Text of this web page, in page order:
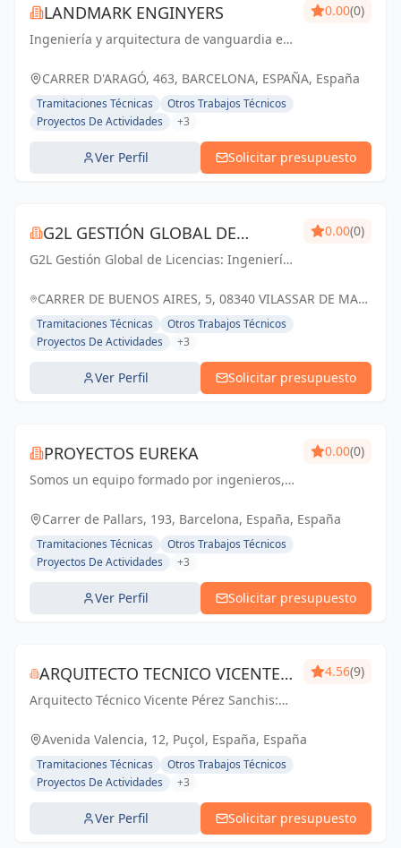
LANDMARK ENGINYERS
Ingeniería y arquitectura de vanguardia en
que marcan la diferencia.
0.00(0)
CARRER D'ARAGÓ, 463, BARCELONA, ESPAÑA, España
Tramitaciones Técnicas
Otros Trabajos Técnicos
Proyectos De Actividades
+3
Ver Perfil Solicitar presupuesto
G2L GESTIÓN GLOBAL DE
LICENCIAS
G2L Gestión Global de Licencias: Ingeniería
y tramitación de Proyectos de Licencia de
0.00(0)
CARRER DE BUENOS AIRES, 5, 08340 VILASSAR DE MAR,
BARCELONA, ESPAÑA, España
Tramitaciones Técnicas
Otros Trabajos Técnicos
Proyectos De Actividades
+3
Ver Perfil Solicitar presupuesto
PROYECTOS EUREKA
Somos un equipo formado por ingenieros,
experiencia en los sectores de licencias de
ejecución...
0.00(0)
Carrer de Pallars, 193, Barcelona, España, España
Tramitaciones Técnicas
Otros Trabajos Técnicos
Proyectos De Actividades
+3
Ver Perfil Solicitar presupuesto
ARQUITECTO TECNICO VICENTE
PÉREZ SANCHIS
Arquitecto Técnico Vicente Pérez Sanchis:
transformando ideas en realidad.
4.56(9)
Avenida Valencia, 12, Puçol, España, España
Tramitaciones Técnicas
Otros Trabajos Técnicos
Proyectos De Actividades
+3
Ver Perfil Solicitar presupuesto